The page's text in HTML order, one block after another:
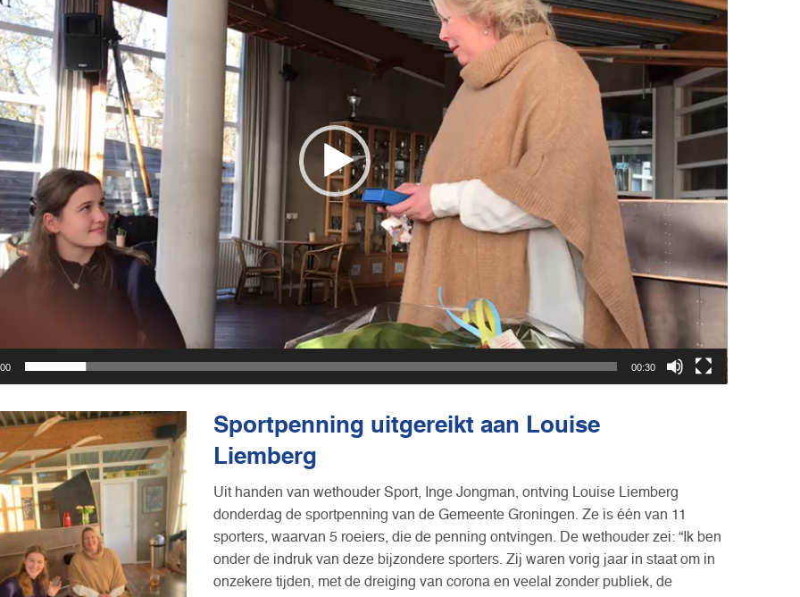
00:30
Sportpenning uitgereikt aan Louise
Liemberg
Uit handen van wethouder Sport, Inge Jongman, ontving Louise Liemberg
donderdag de sportpenning van de Gemeente Groningen. Ze is één van 11
sporters, waarvan 5 roeiers, die de penning ontvingen. De wethouder zei: “Ik ben
onder de indruk van deze bijzondere sporters. Zij waren vorig jaar in staat om in
onzekere tijden, met de dreiging van corona en veelal zonder publiek, de